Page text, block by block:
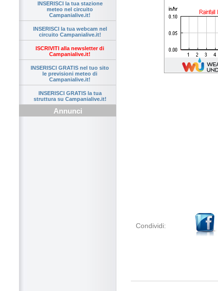
INSERISCI la tua stazione
meteo nel circuito
Campanialive.it!
INSERISCI la tua webcam nel
circuito Campanialive.it!
ISCRIVITI alla newsletter di
Campanialive.it!
INSERISCI GRATIS nel tuo sito
le previsioni meteo di
Campanialive.it!
INSERISCI GRATIS la tua
struttura su Campanialive.it!
Annunci
Condividi: